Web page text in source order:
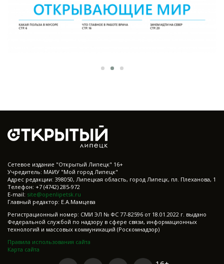
Cетевое издание "Открытый Липецк" 16+
Учредитель: МАИУ "Мой город Липецк"
Адрес редакции: 398050, Липецкая область, город Липецк, пл. Плеханова, 1
Телефон: +7 (4742) 285-972
E-mail: site@openlipetsk.ru
Главный редактор: Е.А.Мамцева
Регистрационный номер: СМИ ЭЛ № ФС 77-82596 от 18.01.2022 г. выдано
Федеральной службой по надзору в сфере связи, информационных
технологий и массовых коммуникаций (Роскомнадзор)
Правила использования сайта
Карта сайта